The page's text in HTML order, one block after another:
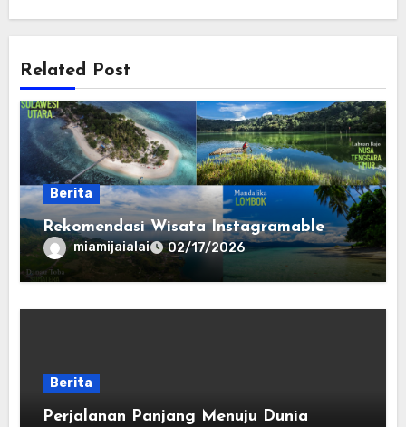
Related Post
Berita
Rekomendasi Wisata Instagramable
miamijaialai 02/17/2026
Berita
Perjalanan Panjang Menuju Dunia